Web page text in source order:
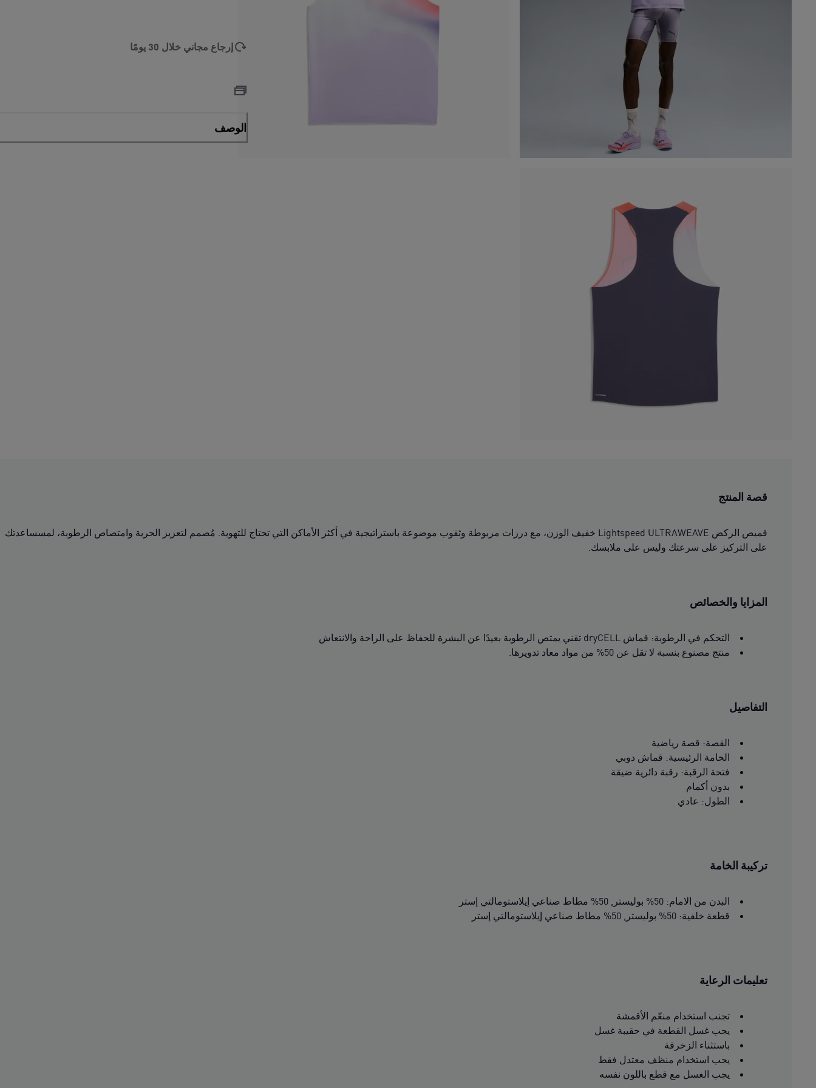
إرجاع مجاني خلال 30 يومًا
الوصف
قصة المنتج
قميص الركض Lightspeed ULTRAWEAVE خفيف الوزن، مع درزات مربوطة وثقوب موضوعة باستراتيجية في أكثر الأماكن التي تحتاج للتهوية. مُصمم لتعزيز الحرية وامتصاص الرطوبة، لمسساعدتك
على التركيز على سرعتك وليس على ملابسك.
المزايا والخصائص
التحكم في الرطوبة: قماش dryCELL تقني يمتص الرطوبة بعيدًا عن البشرة للحفاظ على الراحة والانتعاش
منتج مصنوع بنسبة لا تقل عن 50% من مواد معاد تدويرها.
التفاصيل
القصة: قصة رياضية
الخامة الرئيسية: قماش دوبي
فتحة الرقبة: رقبة دائرية ضيقة
بدون أكمام
الطول: عادي
تركيبة الخامة
البدن من الامام: 50% بوليستر, 50% مطاط صناعي إيلاستومالتي إستر
قطعة خلفية: 50% بوليستر, 50% مطاط صناعي إيلاستومالتي إستر
تعليمات الرعاية
تجنب استخدام منعّم الأقمشة
يجب غسل القطعة في حقيبة غسل
باستثناء الزخرفة
يجب استخدام منظف معتدل فقط
يجب الغسل مع قطع باللون نفسه